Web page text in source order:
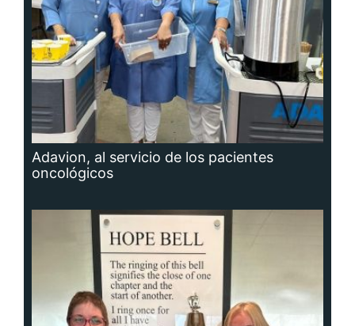
Adavion, al servicio de los pacientes
oncológicos